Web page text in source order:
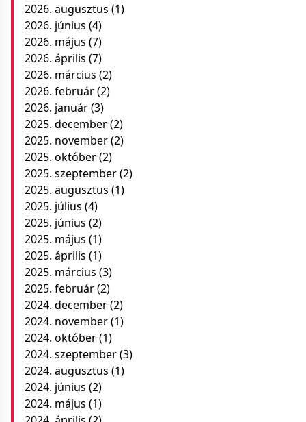
2026. augusztus (1)
2026. június (4)
2026. május (7)
2026. április (7)
2026. március (2)
2026. február(2)
2026. január(3)
2025. december(2)
2025. november(2)
2025. október(2)
2025. szeptember(2)
2025. augusztus (1)
2025. július (4)
2025. június (2)
2025. május (1)
2025. április (1)
2025. március (3)
2025. február(2)
2024. december(2)
2024. november(1)
2024. október(1)
2024. szeptember(3)
2024. augusztus (1)
2024. június (2)
2024. május (1)